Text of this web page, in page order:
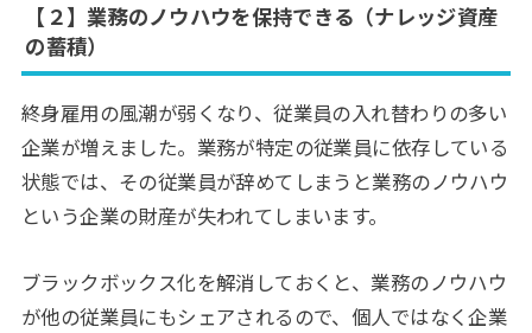
【２】業務のノウハウを保持できる（ナレッジ資産
の蓄積）
終身雇用の風潮が弱くなり、従業員の入れ替わりの多い
企業が増えました。業務が特定の従業員に依存している
状態では、その従業員が辞めてしまうと業務のノウハウ
という企業の財産が失われてしまいます。
ブラックボックス化を解消しておくと、業務のノウハウ
が他の従業員にもシェアされるので、個人ではなく企業